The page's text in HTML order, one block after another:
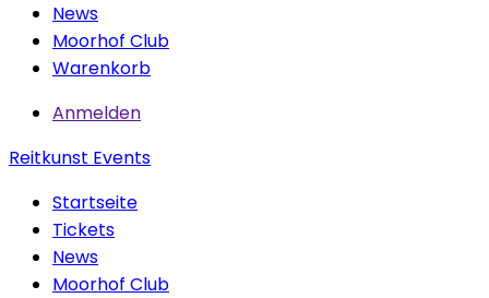
News
Moorhof Club
Warenkorb
Anmelden
Reitkunst Events
Startseite
Tickets
News
Moorhof Club